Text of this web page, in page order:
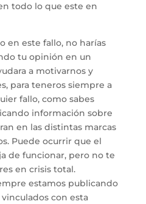
todo lo que este en
en este fallo, no harías
tu opinión en un
a motivarnos y
para teneros siempre a
fallo, como sabes
información sobre
en las distintas marcas
Puede ocurrir que el
de funcionar, pero no te
en crisis total.
estamos publicando
con esta